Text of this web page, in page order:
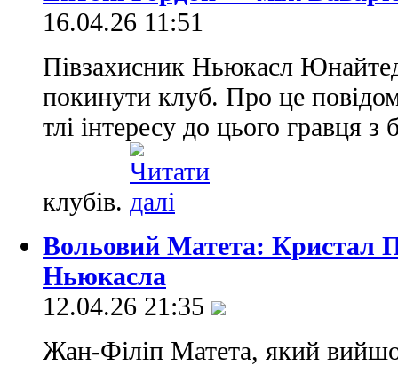
16.04.26 11:51
Півзахисник Ньюкасл
покинути клуб. Про це
тлі інтересу до цього гравця
клубів.
Вольовий Матета: Кристал
Ньюкасла
12.04.26 21:35
Жан-Філіп Матета, який